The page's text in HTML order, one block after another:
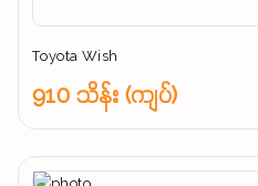
Toyota Wish
910 သိန်း (ကျပ်)